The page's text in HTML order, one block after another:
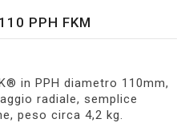
PPH FKM
in PPH diametro 110mm,
radiale, semplice
peso circa 4,2 kg.